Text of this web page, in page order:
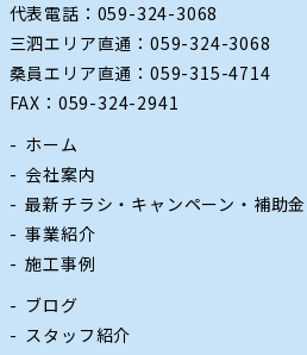
代表電話：059-324-3068
三泗エリア直通：059-324-3068
桑員エリア直通：059-315-4714
FAX：059-324-2941
ホーム
会社案内
最新チラシ・キャンペーン・補助金
事業紹介
施工事例
ブログ
スタッフ紹介